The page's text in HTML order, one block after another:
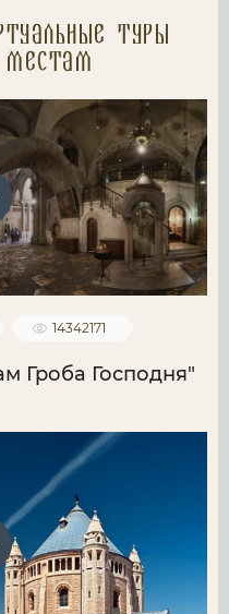
туры
14342171
Гроба Господня"